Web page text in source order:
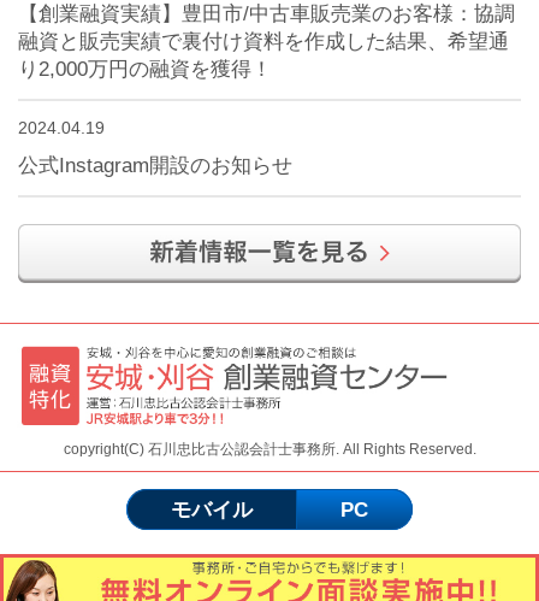
【創業融資実績】豊田市/中古車販売業のお客様：協調
融資と販売実績で裏付け資料を作成した結果、希望通
り2,000万円の融資を獲得！
2024.04.19
公式Instagram開設のお知らせ
copyright(C) 石川忠比古公認会計士事務所. All Rights Reserved.
モバイル PC